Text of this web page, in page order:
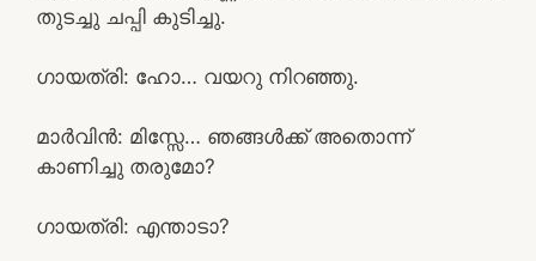
തുടച്ചു ചപ്പി കുടിച്ചു.
ഗായത്രി: ഹോ… വയറു നിറഞ്ഞു.
മാർവിൻ: മിസ്സേ… ഞങ്ങൾക്ക് അതൊന്ന്
കാണിച്ചു തരുമോ?
ഗായത്രി: എന്താടാ?